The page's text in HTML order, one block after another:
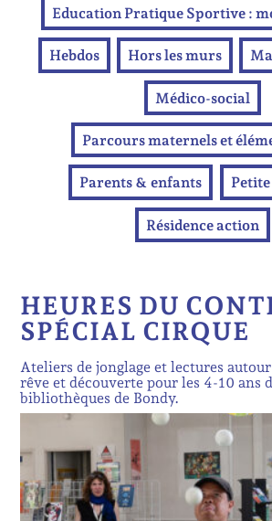
Education Pratique Sportive :
Hebdos Hors les murs
Médico-social
Parcours maternels et
Parents & enfants
Résidence action
HEURES DU
SPÉCIAL CIRQUE
Ateliers de jonglage et lectures
rêve et découverte pour les 4-10 ans
bibliothèques de Bondy.